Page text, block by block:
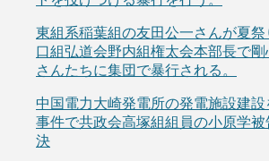
東組系稲葉組の友田公一さんが夏
口組弘道会野内組権太会本部長で剛
さんたちに集団で暴行される。
中国電力大崎発電所の発電施設建
事件で共政会高塚組組員の小原学被
決